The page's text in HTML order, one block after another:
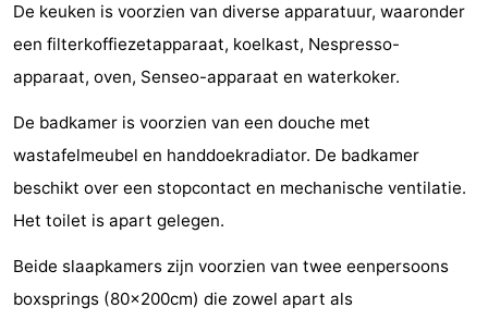
centra
Dorpen
Steden
Rondleidingen
Sporten
Zwembaden
-
De keuken is voorzien van diverse apparatuur, waaronder
een filterkoffiezetapparaat, koelkast, Nespresso-
apparaat, oven, Senseo-apparaat en waterkoker.
De badkamer is voorzien van een douche met
wastafelmeubel en handdoekradiator. De badkamer
beschikt over een stopcontact en mechanische ventilatie.
Het toilet is apart gelegen.
Beide slaapkamers zijn voorzien van twee eenpersoons
boxsprings (80x200cm) die zowel apart als